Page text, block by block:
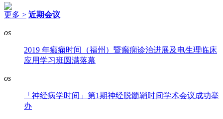
更多 > 近期会议
os
2019 年癫痫时间（福州）暨癫痫诊治进展及电生理临床
应用学习班圆满落幕
os
「神经病学时间」第1期神经脱髓鞘时间学术会议成功举
办